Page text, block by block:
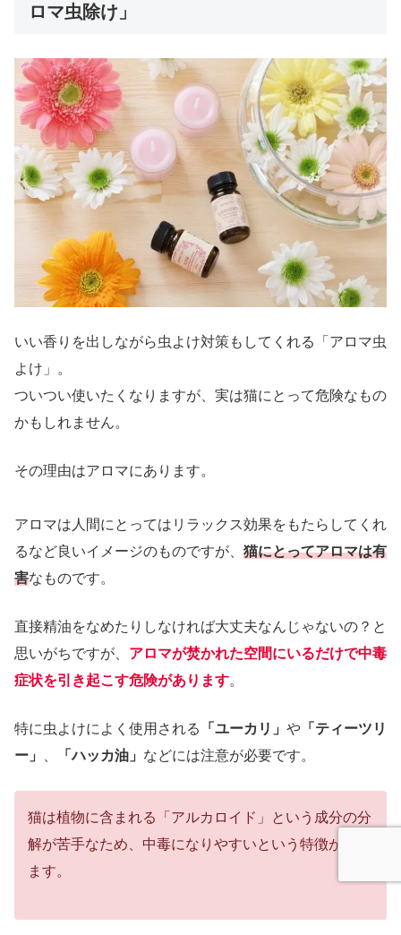
ロマ虫除け」
いい香りを出しながら虫よけ対策もしてくれる「アロマ虫
よけ」。
ついつい使いたくなりますが、実は猫にとって危険なもの
かもしれません。
その理由はアロマにあります。
アロマは人間にとってはリラックス効果をもたらしてくれ
るなど良いイメージのものですが、 猫にとってアロマは有
害なものです。
直接精油をなめたりしなければ大丈夫なんじゃないの？と
思いがちですが、 アロマが焚かれた空間にいるだけで中毒
症状を引き起こす危険があります。
特に虫よけによく使用される 「ユーカリ」 や 「ティーツリ
ー」
「ハッカ油」 などには注意が必要です。
猫は植物に含まれる「アルカロイド」という成分の分
解が苦手なため、中毒になりやすいという特徴があり
ます。